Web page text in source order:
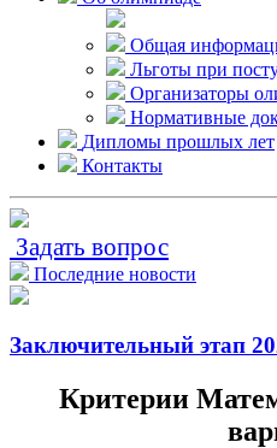
Общая
Льготы при
Организаторы
Нормативные
Дипломы прошлых лет
Контакты
Задать вопрос
Последние новости
Заключительный этап
Критерии